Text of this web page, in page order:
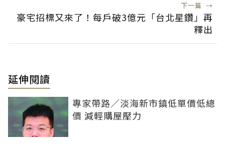
下一篇 →
豪宅招標又來了！每戶破3億元「台北星鑽」再
釋出
延伸閱讀
專家帶路／淡海新市鎮低單價低總
價 減輕購屋壓力